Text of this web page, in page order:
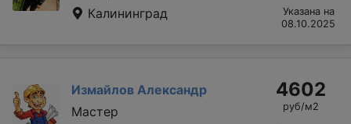
Калининград
Указана на
08.10.2025
Измайлов Александр
Мастер
4602
руб/м2